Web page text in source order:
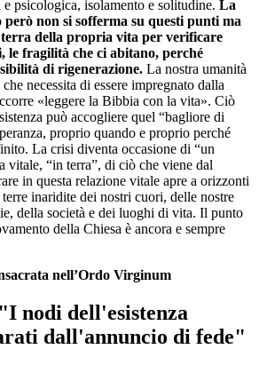
psicologica, isolamento e solitudine. La
però non si sofferma su questi punti ma
della propria vita per verificare
le fragilità che ci abitano, perché
di rigenerazione. La nostra umanità
necessita di essere impregnato dalla
«leggere la Bibbia con la vita». Ciò
può accogliere quel “bagliore di
proprio quando e proprio perché
La crisi diventa occasione di “un
vitale, “in terra”, di ciò che viene dal
in questa relazione vitale apre a orizzonti
inaridite dei nostri cuori, delle nostre
della società e dei luoghi di vita. Il punto
della Chiesa è ancora e sempre
nell’Ordo Virginum
nodi dell'esistenza
dall'annuncio di fede"